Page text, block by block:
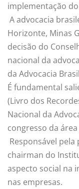
implementação
A advocacia
Horizonte, Minas
decisão do
nacional da
da Advocacia
É fundamental
(Livro dos
Nacional da
congresso da
Responsável
chairman do
aspecto social na
nas empresas.